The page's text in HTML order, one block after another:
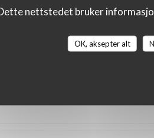
nettstedet bruker
OK, aksepter alt
sommes ravis que vous ayez passé un
portée par notre équipe ainsi
votre repas nous fait très plaisir. Nous